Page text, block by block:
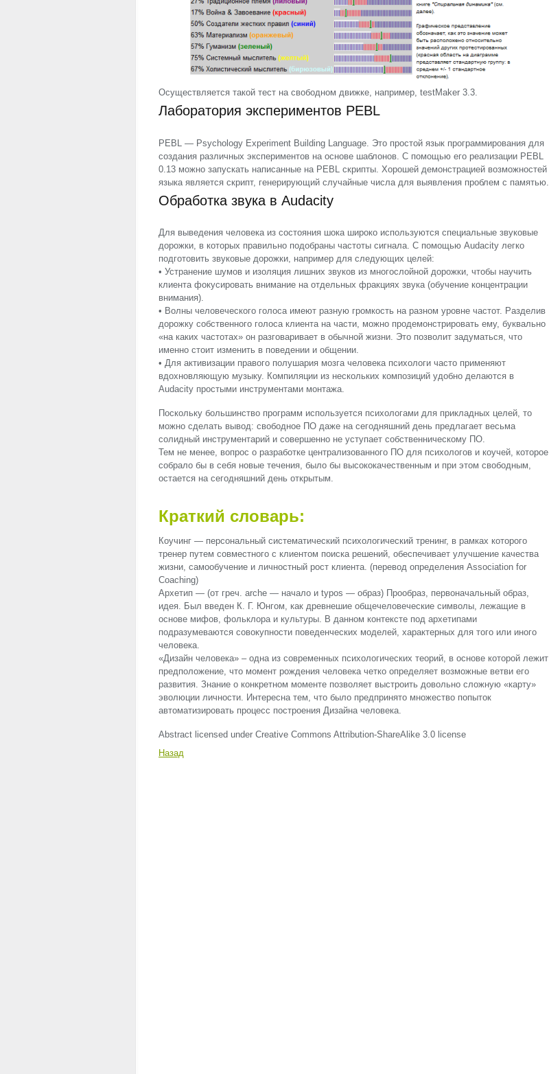
Осуществляется такой тест на свободном движке, например, testMaker 3.3.
Лаборатория экспериментов PEBL
PEBL — Psychology Experiment Building Language. Это простой язык программирования для
создания различных экспериментов на основе шаблонов. С помощью его реализации PEBL
0.13 можно запускать написанные на PEBL скрипты. Хорошей демонстрацией возможностей
языка является скрипт, генерирующий случайные числа для выявления проблем с памятью.
Обработка звука в Audacity
Для выведения человека из состояния шока широко используются специальные звуковые
дорожки, в которых правильно подобраны частоты сигнала. С помощью Audacity легко
подготовить звуковые дорожки, например для следующих целей:
• Устранение шумов и изоляция лишних звуков из многослойной дорожки, чтобы научить
клиента фокусировать внимание на отдельных фракциях звука (обучение концентрации
внимания).
• Волны человеческого голоса имеют разную громкость на разном уровне частот. Разделив
дорожку собственного голоса клиента на части, можно продемонстрировать ему, буквально
«на каких частотах» он разговаривает в обычной жизни. Это позволит задуматься, что
именно стоит изменить в поведении и общении.
• Для активизации правого полушария мозга человека психологи часто применяют
вдохновляющую музыку. Компиляции из нескольких композиций удобно делаются в
Audacity простыми инструментами монтажа.
Поскольку большинство программ используется психологами для прикладных целей, то
можно сделать вывод: свободное ПО даже на сегодняшний день предлагает весьма
солидный инструментарий и совершенно не уступает собственническому ПО.
Тем не менее, вопрос о разработке централизованного ПО для психологов и коучей, которое
собрало бы в себя новые течения, было бы высококачественным и при этом свободным,
остается на сегодняшний день открытым.
Краткий словарь:
Коучинг — персональный систематический психологический тренинг, в рамках которого
тренер путем совместного с клиентом поиска решений, обеспечивает улучшение качества
жизни, самообучение и личностный рост клиента. (перевод определения Association for
Coaching)
Архетип — (от греч. arche — начало и typos — образ) Прообраз, первоначальный образ,
идея. Был введен К. Г. Юнгом, как древнешие общечеловеческие символы, лежащие в
основе мифов, фольклора и культуры. В данном контексте под архетипами
подразумеваются совокупности поведенческих моделей, характерных для того или иного
человека.
«Дизайн человека» – одна из современных психологических теорий, в основе которой лежит
предположение, что момент рождения человека четко определяет возможные ветви его
развития. Знание о конкретном моменте позволяет выстроить довольно сложную «карту»
эволюции личности. Интересна тем, что было предпринято множество попыток
автоматизировать процесс построения Дизайна человека.
Abstract licensed under Creative Commons Attribution-ShareAlike 3.0 license
Назад